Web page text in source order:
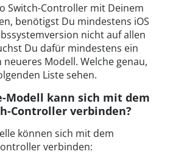
Switch-Controller mit Deinem
benötigst Du mindestens iOS
nicht auf allen
Du dafür mindestens ein
Modell. Welche genau,
Liste sehen.
Modell kann sich mit dem
Controller verbinden?
können sich mit dem
verbinden: